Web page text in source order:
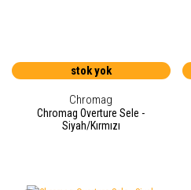
stok yok
Chromag
Chromag Overture Sele -
Siyah/Kırmızı